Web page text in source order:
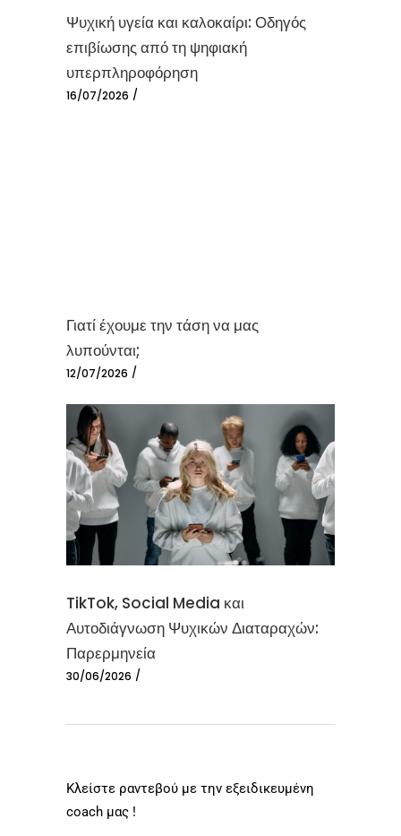
Ψυχική υγεία και καλοκαίρι: Οδηγός
επιβίωσης από τη ψηφιακή
υπερπληροφόρηση
16/07/2026
Γιατί έχουμε την τάση να μας
λυπούνται;
12/07/2026
TikTok, Social Media και
Αυτοδιάγνωση Ψυχικών Διαταραχών:
Παρερμηνεία
30/06/2026
Κλείστε ραντεβού με την εξειδικευμένη
coach μας !